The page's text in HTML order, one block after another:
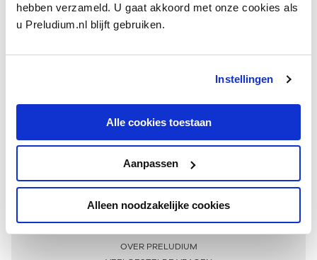
hebben verzameld. U gaat akkoord met onze cookies als
u Preludium.nl blijft gebruiken.
Instellingen
Alle cookies toestaan
Aanpassen
Alleen noodzakelijke cookies
Meer informatie
OVER PRELUDIUM